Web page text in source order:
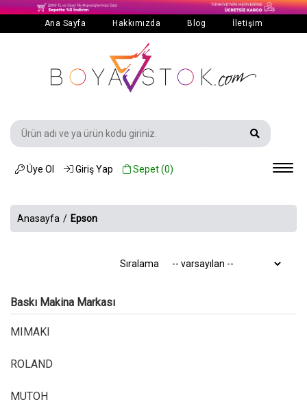
Ana Sayfa Hakkımızda Blog İletişim
Üye Ol Giriş Yap Sepet (0)
Anasayfa / Epson
Sıralama
Baskı Makina Markası
MIMAKI
ROLAND
MUTOH